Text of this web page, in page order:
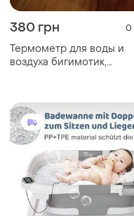
380 грн 0
Термометр для воды и
воздуха бигимотик,